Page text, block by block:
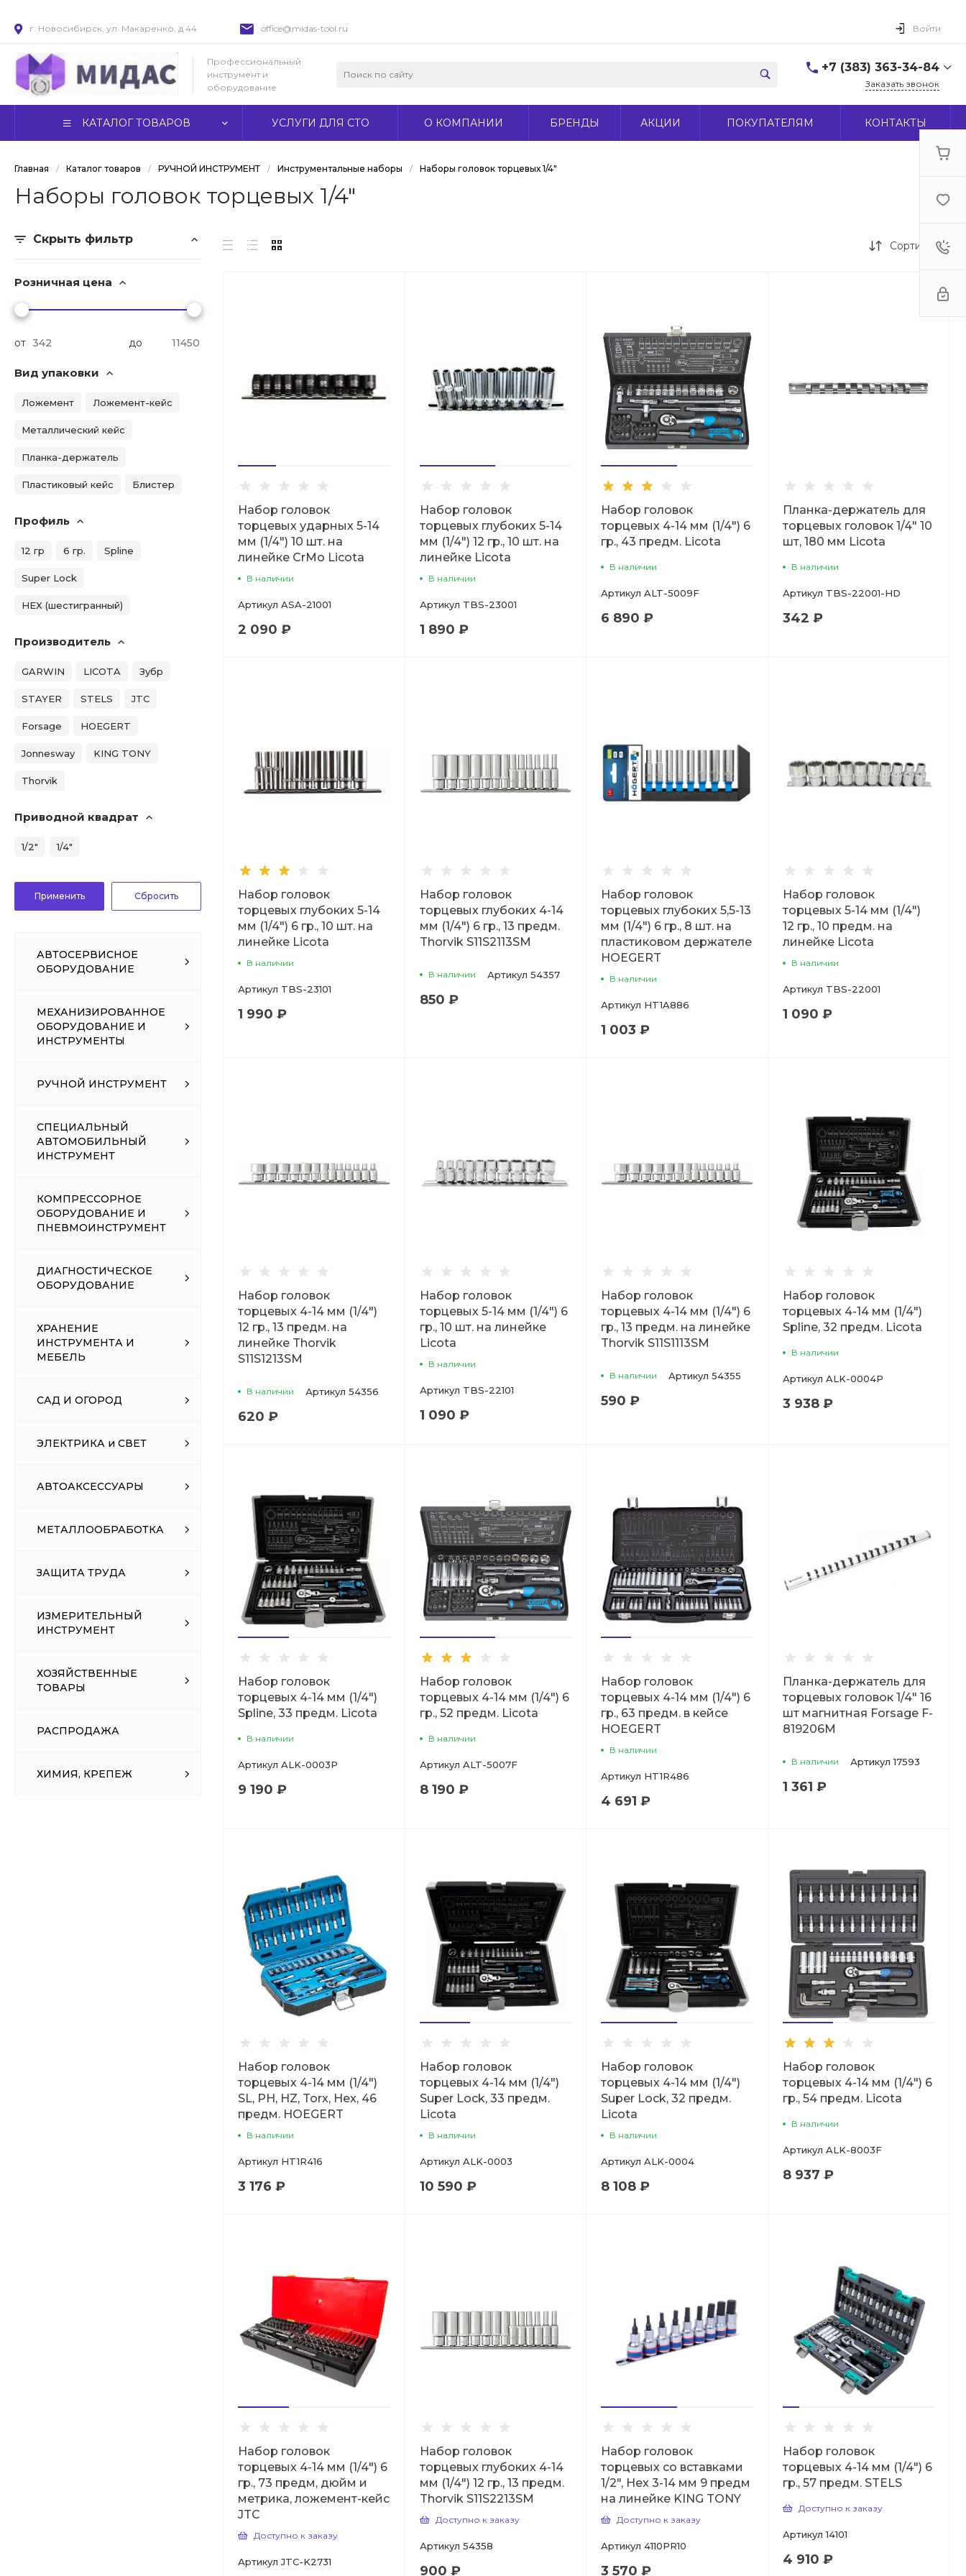
г. Новосибирск, ул. Макаренко, д 44 office@midas-tool.ru Войти
Профессиональный
инструмент и
оборудование
+7 (383) 363-34-84
г. Новосибирск, ул.
Заказать звонок
КАТАЛОГ ТОВАРОВ УСЛУГИ ДЛЯ СТО О КОМПАНИИ БРЕНДЫ АКЦИИ ПОКУПАТЕЛЯМ КОНТАКТЫ
Главная / Каталог товаров / РУЧНОЙ ИНСТРУМЕНТ / Инструментальные наборы / Наборы головок торцевых 1/4"
Наборы головок торцевых 1/4"
Скрыть фильтр
Розничная цена
от до
Вид упаковки
Ложемент Ложемент-кейс
Металлический кейс
Планка-держатель
Пластиковый кейс Блистер
Профиль
12 гр 6 гр. Spline
Super Lock
HEX (шестигранный)
Производитель
GARWIN LICOTA Зубр
STAYER STELS JTC
Forsage HOEGERT
Jonnesway KING TONY
Thorvik
Приводной квадрат
1/2" 1/4"
АВТОСЕРВИСНОЕ
ОБОРУДОВАНИЕ
МЕХАНИЗИРОВАННОЕ
ОБОРУДОВАНИЕ И
ИНСТРУМЕНТЫ
РУЧНОЙ ИНСТРУМЕНТ
СПЕЦИАЛЬНЫЙ
АВТОМОБИЛЬНЫЙ
ИНСТРУМЕНТ
КОМПРЕССОРНОЕ
ОБОРУДОВАНИЕ И
ПНЕВМОИНСТРУМЕНТ
ДИАГНОСТИЧЕСКОЕ
ОБОРУДОВАНИЕ
ХРАНЕНИЕ
ИНСТРУМЕНТА И
МЕБЕЛЬ
САД И ОГОРОД
ЭЛЕКТРИКА и СВЕТ
АВТОАКСЕССУАРЫ
МЕТАЛЛООБРАБОТКА
ЗАЩИТА ТРУДА
ИЗМЕРИТЕЛЬНЫЙ
ИНСТРУМЕНТ
ХОЗЯЙСТВЕННЫЕ
ТОВАРЫ
РАСПРОДАЖА
ХИМИЯ, КРЕПЕЖ
Сортировка
Набор головок
торцевых ударных 5-14
мм (1/4") 10 шт. на
линейке CrMo Licota
В наличии
Артикул ASA-21001
2 090 ₽
Набор головок
торцевых глубоких 5-14
мм (1/4") 12 гр., 10 шт. на
линейке Licota
В наличии
Артикул TBS-23001
1 890 ₽
Набор головок
торцевых 4-14 мм (1/4") 6
гр., 43 предм. Licota
В наличии
Артикул ALT-5009F
6 890 ₽
Планка-держатель для
торцевых головок 1/4" 10
шт, 180 мм Licota
В наличии
Артикул TBS-22001-HD
342 ₽
Набор головок
торцевых глубоких 5-14
мм (1/4") 6 гр., 10 шт. на
линейке Licota
В наличии
Артикул TBS-23101
1 990 ₽
Набор головок
торцевых глубоких 4-14
мм (1/4") 6 гр., 13 предм.
Thorvik S11S2113SM
В наличии Артикул 54357
850 ₽
Набор головок
торцевых глубоких 5,5-13
мм (1/4") 6 гр., 8 шт. на
пластиковом держателе
HOEGERT
В наличии
Артикул HT1A886
1 003 ₽
Набор головок
торцевых 5-14 мм (1/4")
12 гр., 10 предм. на
линейке Licota
В наличии
Артикул TBS-22001
1 090 ₽
Набор головок
торцевых 4-14 мм (1/4")
12 гр., 13 предм. на
линейке Thorvik
S11S1213SM
В наличии Артикул 54356
620 ₽
Набор головок
торцевых 5-14 мм (1/4") 6
гр., 10 шт. на линейке
Licota
В наличии
Артикул TBS-22101
1 090 ₽
Набор головок
торцевых 4-14 мм (1/4") 6
гр., 13 предм. на линейке
Thorvik S11S1113SM
В наличии Артикул 54355
590 ₽
Набор головок
торцевых 4-14 мм (1/4")
Spline, 32 предм. Licota
В наличии
Артикул ALK-0004P
3 938 ₽
Набор головок
торцевых 4-14 мм (1/4")
Spline, 33 предм. Licota
В наличии
Артикул ALK-0003P
9 190 ₽
Набор головок
торцевых 4-14 мм (1/4") 6
гр., 52 предм. Licota
В наличии
Артикул ALT-5007F
8 190 ₽
Набор головок
торцевых 4-14 мм (1/4") 6
гр., 63 предм. в кейсе
HOEGERT
В наличии
Артикул HT1R486
4 691 ₽
Планка-держатель для
торцевых головок 1/4" 16
шт магнитная Forsage F-
819206M
В наличии Артикул 17593
1 361 ₽
Набор головок
торцевых 4-14 мм (1/4")
SL, PH, HZ, Torx, Hex, 46
предм. HOEGERT
В наличии
Артикул HT1R416
3 176 ₽
Набор головок
торцевых 4-14 мм (1/4")
Super Lock, 33 предм.
Licota
В наличии
Артикул ALK-0003
10 590 ₽
Набор головок
торцевых 4-14 мм (1/4")
Super Lock, 32 предм.
Licota
В наличии
Артикул ALK-0004
8 108 ₽
Набор головок
торцевых 4-14 мм (1/4") 6
гр., 54 предм. Licota
В наличии
Артикул ALK-8003F
8 937 ₽
Набор головок
торцевых 4-14 мм (1/4") 6
гр., 73 предм, дюйм и
метрика, ложемент-кейс
JTC
Доступно к заказу
Артикул JTC-K2731
Набор головок
торцевых глубоких 4-14
мм (1/4") 12 гр., 13 предм.
Thorvik S11S2213SM
Доступно к заказу
Артикул 54358
900 ₽
Набор головок
торцевых со вставками
1/2", Hex 3-14 мм 9 предм
на линейке KING TONY
Доступно к заказу
Артикул 4110PR10
3 570 ₽
Набор головок
торцевых 4-14 мм (1/4") 6
гр., 57 предм. STELS
Доступно к заказу
Артикул 14101
4 910 ₽